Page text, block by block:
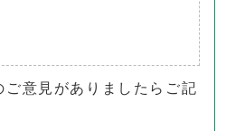
ご意見がありましたらご記